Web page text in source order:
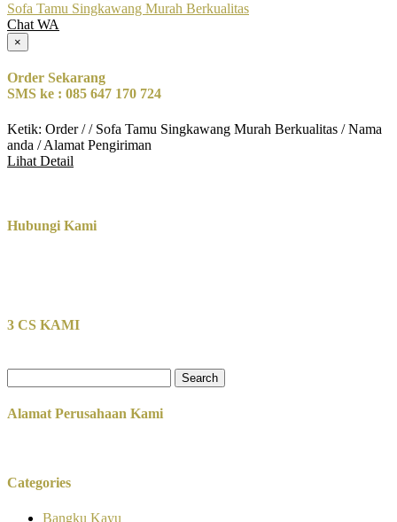
Sofa Tamu Singkawang Murah Berkualitas
Chat WA
×
Order Sekarang
SMS ke : 085 647 170 724
Ketik: Order / / Sofa Tamu Singkawang Murah Berkualitas / Nama
anda / Alamat Pengiriman
Lihat Detail
Hubungi Kami
3 CS KAMI
for:
Alamat Perusahaan Kami
Categories
Bangku Kayu